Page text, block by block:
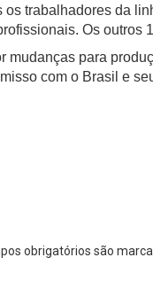
trabalhadores da
Os outros
mudanças para
com o Brasil e
obrigatórios são